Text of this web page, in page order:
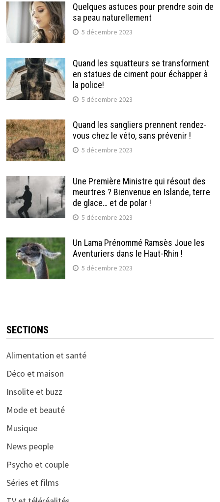
Quelques astuces pour prendre soin de
sa peau naturellement
5 décembre 2023
Quand les squatteurs se transforment
en statues de ciment pour échapper à
la police!
5 décembre 2023
Quand les sangliers prennent rendez-
vous chez le véto, sans prévenir !
5 décembre 2023
Une Première Ministre qui résout des
meurtres ? Bienvenue en Islande, terre
de glace… et de polar !
5 décembre 2023
Un Lama Prénommé Ramsès Joue les
Aventuriers dans le Haut-Rhin !
5 décembre 2023
SECTIONS
Alimentation et santé
Déco et maison
Insolite et buzz
Mode et beauté
Musique
News people
Psycho et couple
Séries et films